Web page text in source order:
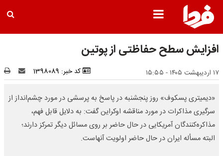
افزایش سطح حفاظتی از پوتین
۱۷ اردیبهشت ۱۴۰۵ - ۱۵:۵۵ کد خبر: 1398089
«دیمیتری پسکوف» روز پنجشنبه در پاسخ به پرسشی در مورد چشم‌انداز از
سرگیری مذاکرات در مورد مناقشه اوکراین گفت: به دلایل قابل فهم،
مذاکره‌کنندگان آمریکایی در حال حاضر بر روی مسائل دیگر تمرکز دارند؛
البته مسأله ایران در حال حاضر اولویت آنهاست.